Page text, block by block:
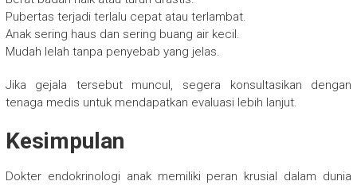
Pubertas terjadi terlalu cepat atau terlambat.
Anak sering haus dan sering buang air kecil.
Mudah lelah tanpa penyebab yang jelas.
Jika gejala tersebut muncul, segera konsultasikan dengan
tenaga medis untuk mendapatkan evaluasi lebih lanjut.
Kesimpulan
Dokter endokrinologi anak memiliki peran krusial dalam dunia